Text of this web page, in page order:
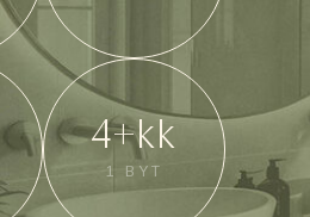
4+kk
1 BYT